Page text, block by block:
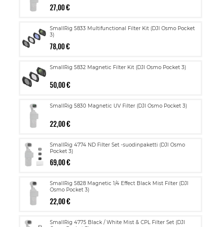
27,00 €
SmallRig 5833 Multifunctional Filter Kit (DJI Osmo Pocket
3)
78,00 €
SmallRig 5832 Magnetic Filter Kit (DJI Osmo Pocket 3)
50,00 €
SmallRig 5830 Magnetic UV Filter (DJI Osmo Pocket 3)
22,00 €
SmallRig 4774 ND Filter Set -suodinpaketti (DJI Osmo
Pocket 3)
69,00 €
SmallRig 5828 Magnetic 1/4 Effect Black Mist Filter (DJI
Osmo Pocket 3)
22,00 €
SmallRig 4775 Black / White Mist & CPL Filter Set (DJI